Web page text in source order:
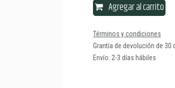
Agregar al carrito
Términos y condiciones
Grantía de devolución de 30
Envío: 2-3 días hábiles